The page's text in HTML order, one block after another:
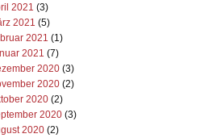
2021 (3)
2021 (5)
2021 (1)
2021 (7)
2020(3)
2020(2)
2020(2)
2020(3)
2020(2)